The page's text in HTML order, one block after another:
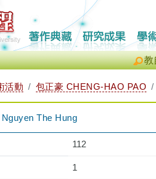
教
活動 包正豪 CHENG-HAO PAO
The Hung
112
1